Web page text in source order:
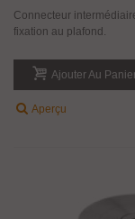
Connecteur
fixation au plafond.
Ajouter Au
Aperçu